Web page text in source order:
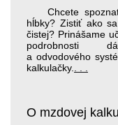
Chcete
hĺbky? Zistiť ako
čistej? Prinášame
podrobnosti
a odvodového
kalkulačky.
O mzdovej